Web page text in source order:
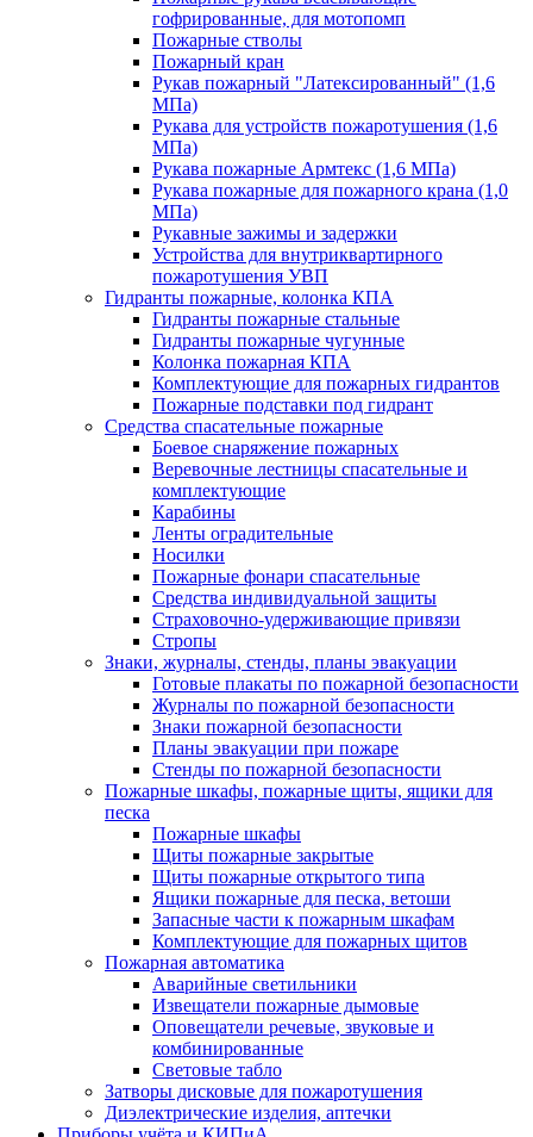
гофрированные, для мотопомп
Пожарные стволы
Пожарный кран
Рукав пожарный "Латексированный" (1,6
МПа)
Рукава для устройств пожаротушения (1,6
МПа)
Рукава пожарные Армтекс (1,6 МПа)
Рукава пожарные для пожарного крана (1,0
МПа)
Рукавные зажимы и задержки
Устройства для внутриквартирного
пожаротушения УВП
Гидранты пожарные, колонка КПА
Гидранты пожарные стальные
Гидранты пожарные чугунные
Колонка пожарная КПА
Комплектующие для пожарных гидрантов
Пожарные подставки под гидрант
Средства спасательные пожарные
Боевое снаряжение пожарных
Веревочные лестницы спасательные и
комплектующие
Карабины
Ленты оградительные
Носилки
Пожарные фонари спасательные
Средства индивидуальной защиты
Страховочно-удерживающие привязи
Стропы
Знаки, журналы, стенды, планы эвакуации
Готовые плакаты по пожарной безопасности
Журналы по пожарной безопасности
Знаки пожарной безопасности
Планы эвакуации при пожаре
Стенды по пожарной безопасности
Пожарные шкафы, пожарные щиты, ящики для
песка
Пожарные шкафы
Щиты пожарные закрытые
Щиты пожарные открытого типа
Ящики пожарные для песка, ветоши
Запасные части к пожарным шкафам
Комплектующие для пожарных щитов
Пожарная автоматика
Аварийные светильники
Извещатели пожарные дымовые
Оповещатели речевые, звуковые и
комбинированные
Световые табло
Затворы дисковые для пожаротушения
Диэлектрические изделия, аптечки